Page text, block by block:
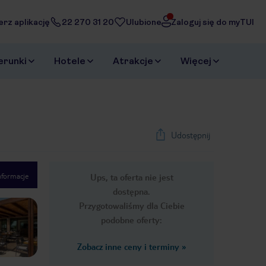
aplikację 22 270 31 20 Ulubione Zaloguj się do myTUI
Hotele Atrakcje Więcej
Udostępnij
Ups, ta oferta nie jest
dostępna.
Przygotowaliśmy dla Ciebie
podobne oferty:
Zobacz inne ceny i terminy »
Next slide
1 /78